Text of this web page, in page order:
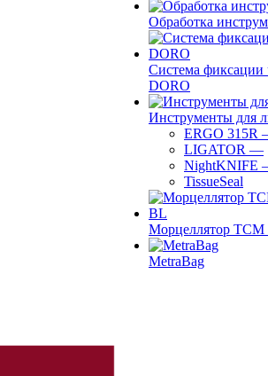
Обработка
Система фиксации
DORO
Инструменты для
ERGO 315R
LIGATOR —
NightKNIFE
TissueSeal
Морцеллятор ТСМ
MetraBag